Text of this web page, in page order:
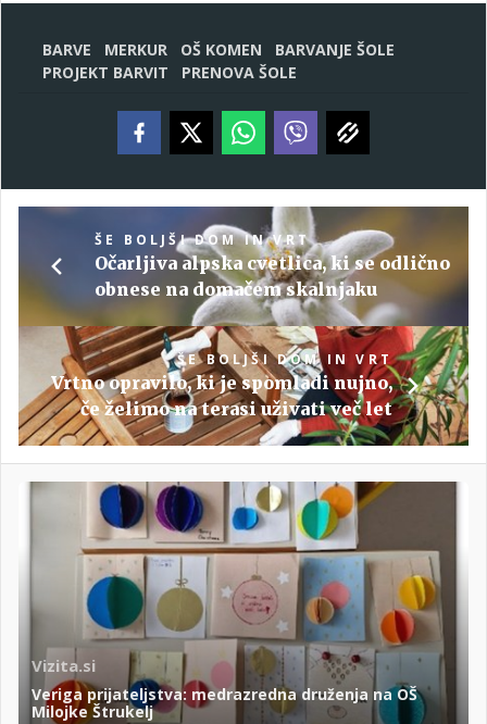
BARVE MERKUR OŠ KOMEN
BARVANJE ŠOLE
PROJEKT BARVIT
PRENOVA ŠOLE
ŠE BOLJŠI DOM IN VRT
Očarljiva alpska cvetlica, ki se odlično
obnese na domačem skalnjaku
ŠE BOLJŠI DOM IN VRT
Vrtno opravilo, ki je spomladi nujno,
če želimo na terasi uživati več let
Vizita.si
Veriga prijateljstva: medrazredna druženja na OŠ
Milojke Štrukelj